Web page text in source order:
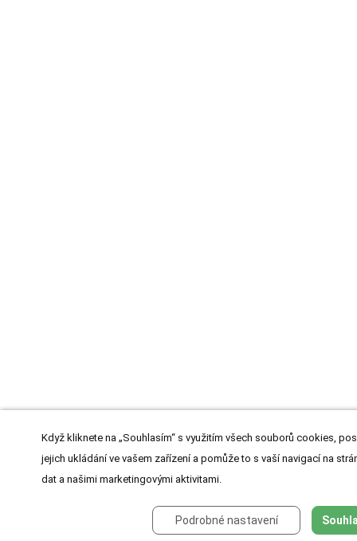
Když kliknete na „Souhlasím“ s využitím všech souborů cookies,
jejich ukládání ve vašem zařízení a pomůže to s vaší navigací na
dat a našimi marketingovými aktivitami.
Podrobné nastavení